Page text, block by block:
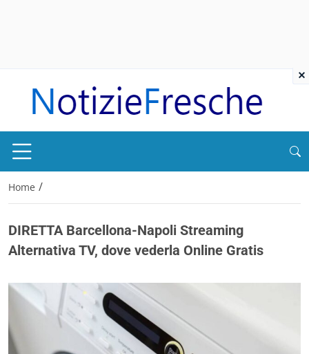
Home /
DIRETTA Barcellona-Napoli Streaming
Alternativa TV, dove vederla Online Gratis
×